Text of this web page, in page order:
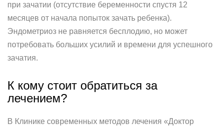
при зачатии (отсутствие беременности спустя 12
месяцев от начала попыток зачать ребенка).
Эндометриоз не равняется бесплодию, но может
потребовать больших усилий и времени для успешного
зачатия.
К кому стоит обратиться за
лечением?
В Клинике современных методов лечения «Доктор